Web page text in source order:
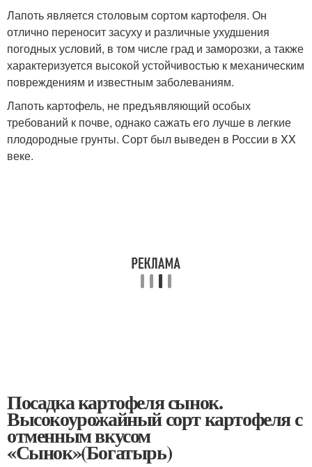
Лапоть является столовым сортом картофеля. Он
отлично переносит засуху и различные ухудшения
погодных условий, в том числе град и заморозки, а также
характеризуется высокой устойчивостью к механическим
повреждениям и известным заболеваниям.
Лапоть картофель, не предъявляющий особых
требований к почве, однако сажать его лучше в легкие
плодородные грунты. Сорт был выведен в России в XX
веке.
Посадка картофеля сынок.
Высокоурожайный сорт картофеля с
отменным вкусом
«Сынок»(Богатырь)